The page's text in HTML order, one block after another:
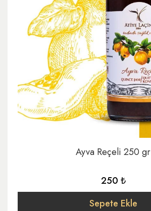
Ayva Reçeli 250 gr
250 ₺
Sepete Ekle